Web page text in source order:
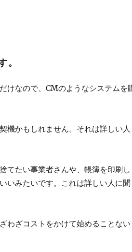
。
けなので、CMのようなシステムを
機かもしれません。それは詳しい人
てたい事業者さんや、帳簿を印刷し
いみたいです。これは詳しい人に聞
わざコストをかけて始めることない